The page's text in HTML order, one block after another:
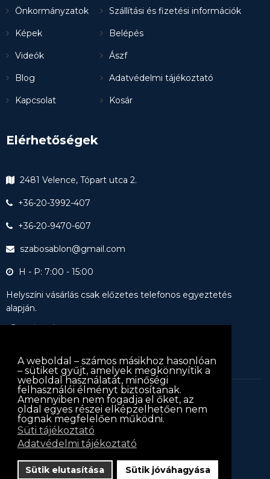
A weboldal – számos másikhoz hasonlóan
– sütiket gyűjt, amelyek megkönnyítik a
weboldal használatát, minőségi
felhasználói élményt biztosítanak.
Amennyiben nem fogadja el őket, az
oldal egyes részei elképzelhetően nem
fognak megfelelően működni.
Süti tájékoztató
Adatvédelmi tájékoztató
Sütik elutasítása Sütik jóváhagyása
Önkormányzatok
Képek
Videók
Blog
Kapcsolat
Szállítási és fizetési információk
Belépés
Ászf
Adatvédelmi tájékoztató
Kosár
Elérhetőségek
2481 Velence, Tópart utca 2.
+36-20-3992-407
+36-20-9470-607
szabosablon@gmail.com
H - P: 7:00 - 15:00
Helyszíni vásárlás csak előzetes telefonos egyeztetés
alapján.
keritessablon.hu © 2013keritessablon.hu. Minden jog
fenntartva
Iratkozz fel hírlevelünkre!
Hírlevél